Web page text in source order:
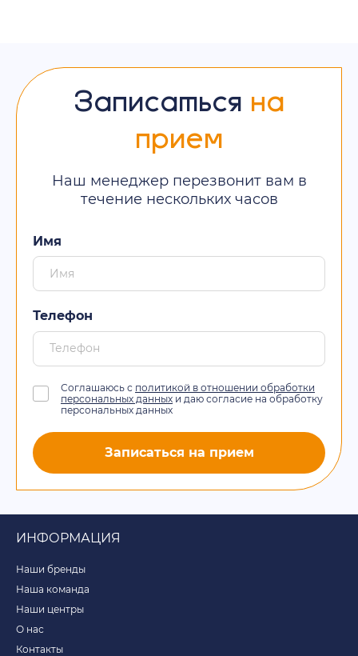
Записаться на
прием
Наш менеджер перезвонит вам в
течение нескольких часов
Имя
Телефон
Соглашаюсь с политикой в отношении обработки
персональных данных и даю согласие на обработку
персональных данных
Записаться на прием
ИНФОРМАЦИЯ
Наши бренды
Наша команда
Наши центры
О нас
Контакты